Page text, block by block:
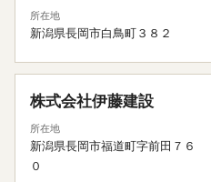
所在地
新潟県長岡市白鳥町３８２
株式会社伊藤建設
所在地
新潟県長岡市福道町字前田７６
０